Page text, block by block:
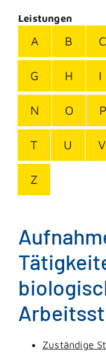
Leistungen
A B C
G H I
N O P
T U V
Z
Zuständige